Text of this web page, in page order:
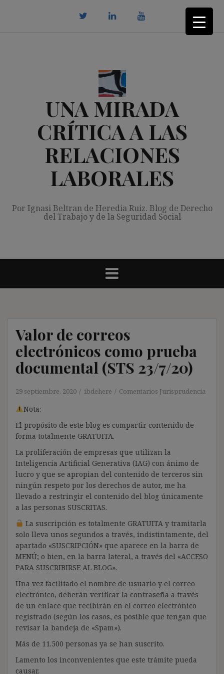
UNA MIRADA
CRÍTICA A LAS
RELACIONES
LABORALES
Por Ignasi Beltran de Heredia Ruiz. Blog de Derecho
del Trabajo y de la Seguridad Social
Valor de correos
electrónicos como prueba
documental (STS 23/7/20)
29 septiembre, 2020 ibdehere Comentarios Jurisprudencia
Nota:
El propósito de este blog es compartir contenido de
forma totalmente GRATUITA.
La proliferación de empresas que utilizan la
Inteligencia Artificial Generativa (IAG) con ánimo de
lucro y que se apropian del contenido de terceros sin
ningún respeto por los derechos de autor, me ha
llevado a restringir el contenido del blog únicamente
a las personas SUSCRITAS.
La suscripción es totalmente GRATUITA y tramitarla
solo lleva unos segundos a través, indistintamente, del
apartado «SUSCRIPCIÓN» que aparece en la barra de
MENÚ; o bien, en la barra lateral, a través del «ACCESO
PARA SUSCRIBIRSE AL BLOG».
Una vez facilitado el nombre de usuario y el correo
electrónico, deberán verificar la contraseña a través
de un enlace que recibirán en el correo electrónico
registrado (según los casos, es posible que tengan que
revisar la bandeja de «Spam»).
Más de 11.500 personas ya se han suscrito.
Lamento los inconvenientes que este trámite pueda
causar.